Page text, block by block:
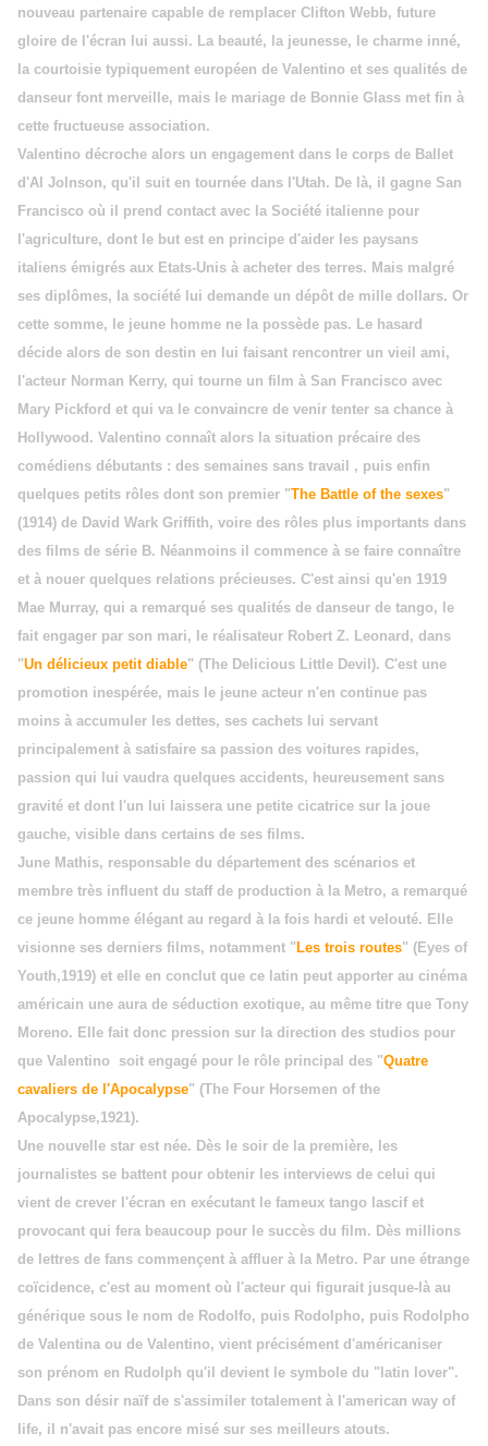
nouveau partenaire capable de remplacer Clifton Webb, future
gloire de l'écran lui aussi. La beauté, la jeunesse, le charme inné,
la courtoisie typiquement européen de Valentino et ses qualités de
danseur font merveille, mais le mariage de Bonnie Glass met fin à
cette fructueuse association.
Valentino décroche alors un engagement dans le corps de Ballet
d'Al Jolnson, qu'il suit en tournée dans l'Utah. De là, il gagne San
Francisco où il prend contact avec la Société italienne pour
l'agriculture, dont le but est en principe d'aider les paysans
italiens émigrés aux Etats-Unis à acheter des terres. Mais malgré
ses diplômes, la société lui demande un dépôt de mille dollars. Or
cette somme, le jeune homme ne la possède pas. Le hasard
décide alors de son destin en lui faisant rencontrer un vieil ami,
l'acteur Norman Kerry, qui tourne un film à San Francisco avec
Mary Pickford et qui va le convaincre de venir tenter sa chance à
Hollywood. Valentino connaît alors la situation précaire des
comédiens débutants : des semaines sans travail , puis enfin
quelques petits rôles dont son premier "The Battle of the sexes"
(1914) de David Wark Griffith, voire des rôles plus importants dans
des films de série B. Néanmoins il commence à se faire connaître
et à nouer quelques relations précieuses. C'est ainsi qu'en 1919
Mae Murray, qui a remarqué ses qualités de danseur de tango, le
fait engager par son mari, le réalisateur Robert Z. Leonard, dans
"Un délicieux petit diable" (The Delicious Little Devil). C'est une
promotion inespérée, mais le jeune acteur n'en continue pas
moins à accumuler les dettes, ses cachets lui servant
principalement à satisfaire sa passion des voitures rapides,
passion qui lui vaudra quelques accidents, heureusement sans
gravité et dont l'un lui laissera une petite cicatrice sur la joue
gauche, visible dans certains de ses films.
June Mathis, responsable du département des scénarios et
membre très influent du staff de production à la Metro, a remarqué
ce jeune homme élégant au regard à la fois hardi et velouté. Elle
visionne ses derniers films, notamment " Les trois routes" (Eyes of
Youth,1919) et elle en conclut que ce latin peut apporter au cinéma
américain une aura de séduction exotique, au même titre que Tony
Moreno. Elle fait donc pression sur la direction des studios pour
que Valentino soit engagé pour le rôle principal des "Quatre
cavaliers de l'Apocalypse" (The Four Horsemen of the
Apocalypse,1921).
Une nouvelle star est née. Dès le soir de la première, les
journalistes se battent pour obtenir les interviews de celui qui
vient de crever l'écran en exécutant le fameux tango lascif et
provocant qui fera beaucoup pour le succès du film. Dès millions
de lettres de fans commençent à affluer à la Metro. Par une étrange
coïcidence, c'est au moment où l'acteur qui figurait jusque-là au
générique sous le nom de Rodolfo, puis Rodolpho, puis Rodolpho
de Valentina ou de Valentino, vient précisément d'américaniser
son prénom en Rudolph qu'il devient le symbole du "latin lover".
Dans son désir naïf de s'assimiler totalement à l'american way of
life, il n'avait pas encore misé sur ses meilleurs atouts.